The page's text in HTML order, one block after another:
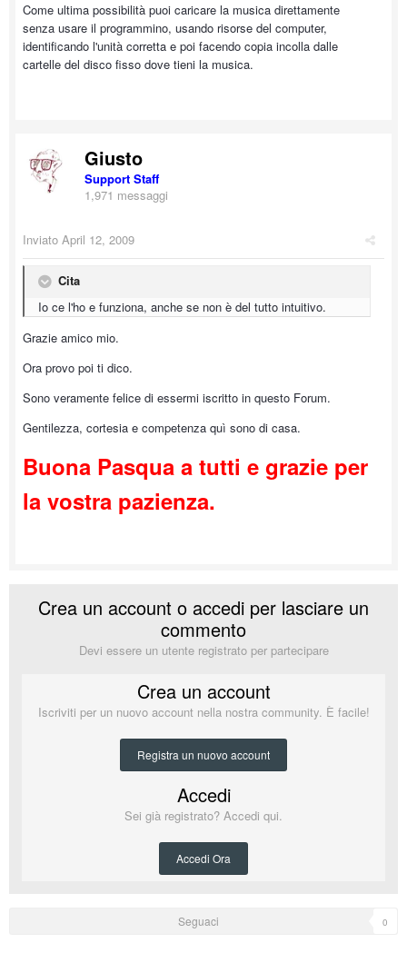
Come ultima possibilità puoi caricare la musica direttamente
senza usare il programmino, usando risorse del computer,
identificando l'unità corretta e poi facendo copia incolla dalle
cartelle del disco fisso dove tieni la musica.
Giusto
Support Staff
1,971 messaggi
Inviato April 12, 2009
Cita
Io ce l'ho e funziona, anche se non è del tutto intuitivo.
Grazie amico mio.
Ora provo poi ti dico.
Sono veramente felice di essermi iscritto in questo Forum.
Gentilezza, cortesia e competenza quì sono di casa.
Buona Pasqua a tutti e grazie per
la vostra pazienza.
Crea un account o accedi per lasciare un
commento
Devi essere un utente registrato per partecipare
Crea un account
Iscriviti per un nuovo account nella nostra community. È facile!
Registra un nuovo account
Accedi
Sei già registrato? Accedi qui.
Accedi Ora
Seguaci 0